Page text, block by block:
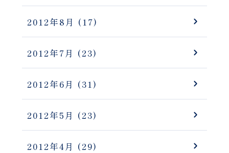
2012年8月 (17)
2012年7月 (23)
2012年6月 (31)
2012年5月 (23)
2012年4月 (29)